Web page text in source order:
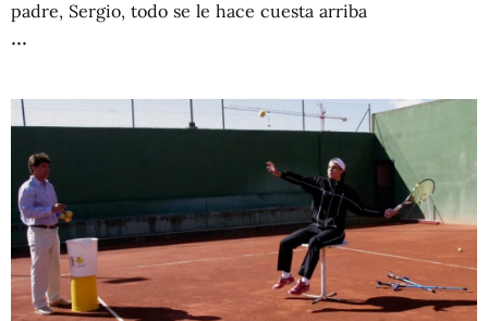
padre, Sergio, todo se le hace cuesta arriba